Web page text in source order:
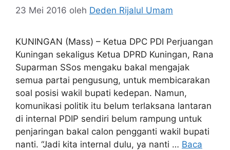
23 Mei 2016 oleh Deden Rijalul Umam
KUNINGAN (Mass) – Ketua DPC PDI Perjuangan
Kuningan sekaligus Ketua DPRD Kuningan, Rana
Suparman SSos mengaku bakal mengajak
semua partai pengusung, untuk membicarakan
soal posisi wakil bupati kedepan. Namun,
komunikasi politik itu belum terlaksana lantaran
di internal PDIP sendiri belum rampung untuk
penjaringan bakal calon pengganti wakil bupati
nanti. “Jadi kita internal dulu, ya nanti … Baca